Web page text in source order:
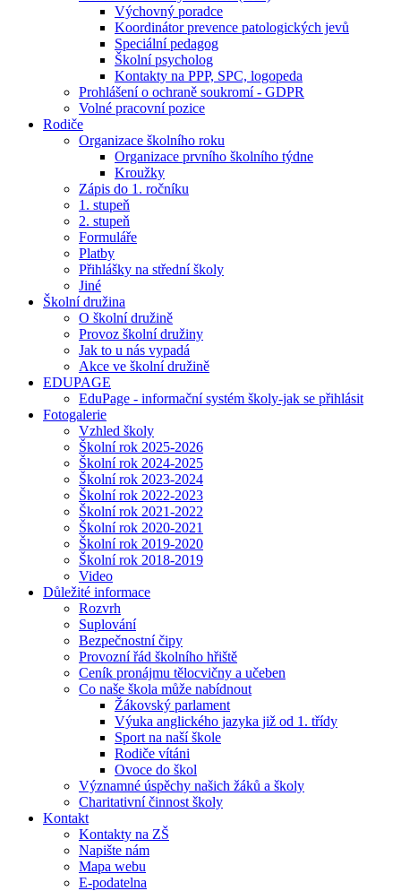
Výchovný poradce
Koordinátor prevence patologických jevů
Speciální pedagog
Školní psycholog
Kontakty na PPP, SPC, logopeda
Prohlášení o ochraně soukromí - GDPR
Volné pracovní pozice
Rodiče
Organizace školního roku
Organizace prvního školního týdne
Kroužky
Zápis do 1. ročníku
1. stupeň
2. stupeň
Formuláře
Platby
Přihlášky na střední školy
Jiné
Školní družina
O školní družině
Provoz školní družiny
Jak to u nás vypadá
Akce ve školní družině
EDUPAGE
EduPage - informační systém školy-jak se přihlásit
Fotogalerie
Vzhled školy
Školní rok 2025-2026
Školní rok 2024-2025
Školní rok 2023-2024
Školní rok 2022-2023
Školní rok 2021-2022
Školní rok 2020-2021
Školní rok 2019-2020
Školní rok 2018-2019
Video
Důležité informace
Rozvrh
Suplování
Bezpečnostní čipy
Provozní řád školního hřiště
Ceník pronájmu tělocvičny a učeben
Co naše škola může nabídnout
Žákovský parlament
Výuka anglického jazyka již od 1. třídy
Sport na naší škole
Rodiče vítáni
Ovoce do škol
Významné úspěchy našich žáků a školy
Charitativní činnost školy
Kontakt
Kontakty na ZŠ
Napište nám
Mapa webu
E-podatelna